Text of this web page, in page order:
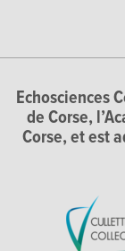
Echosciences
de Corse,
Corse, et est